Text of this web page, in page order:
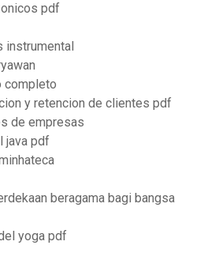
pdf
instrumental
completo
y retencion de clientes pdf
de empresas
java pdf
beragama bagi bangsa
yoga pdf